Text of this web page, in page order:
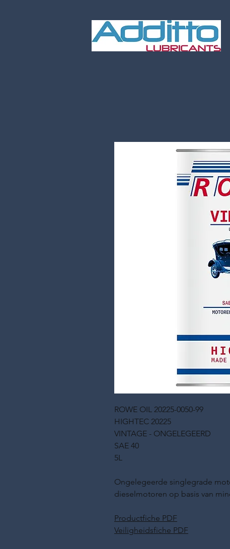
ROWE OIL 20225-0050-99
HIGHTEC 20225
VINTAGE - ONGELEGEERD
SAE 40
5L
Ongelegeerde singlegrade
dieselmotoren op basis van
Productfiche PDF
Veiligheidsfiche PDF